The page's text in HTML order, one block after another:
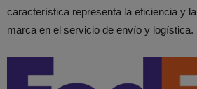
característica representa la eficiencia y
marca en el servicio de envío y logística.